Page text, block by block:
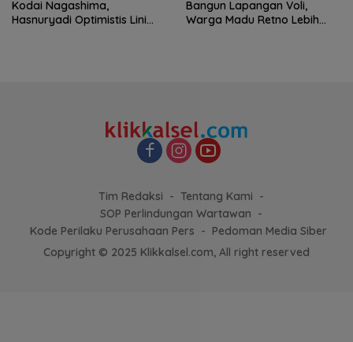
Kodai Nagashima,
Hasnuryadi Optimistis Lini
Bangun Lapangan Voli,
Warga Madu Retno Lebih
Tim Redaksi
Tentang Kami
SOP Perlindungan Wartawan
Kode Perilaku Perusahaan Pers
Pedoman Media Siber
Copyright © 2025 Klikkalsel.com, All right reserved